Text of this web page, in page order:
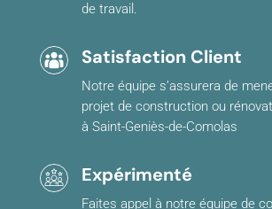
de travail.
Satisfaction Client
Notre équipe s’assurera de
projet de construction ou
à Saint-Geniès-de-Comolas
Expérimenté
Faites appel à notre équipe de